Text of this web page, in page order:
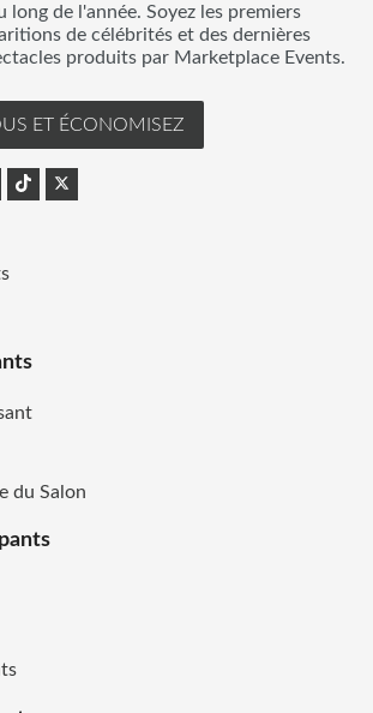
long de l'année. Soyez les premiers
de célébrités et des dernières
produits par Marketplace Events.
ET ÉCONOMISEZ
du Salon